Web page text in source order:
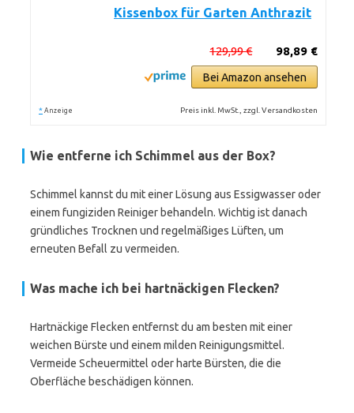
Kissenbox für Garten Anthrazit
98,89 €
129,99 €
Bei Amazon ansehen
* Anzeige Preis inkl. MwSt., zzgl. Versandkosten
Wie entferne ich Schimmel aus der Box?
Schimmel kannst du mit einer Lösung aus Essigwasser oder
einem fungiziden Reiniger behandeln. Wichtig ist danach
gründliches Trocknen und regelmäßiges Lüften, um
erneuten Befall zu vermeiden.
Was mache ich bei hartnäckigen Flecken?
Hartnäckige Flecken entfernst du am besten mit einer
weichen Bürste und einem milden Reinigungsmittel.
Vermeide Scheuermittel oder harte Bürsten, die die
Oberfläche beschädigen können.